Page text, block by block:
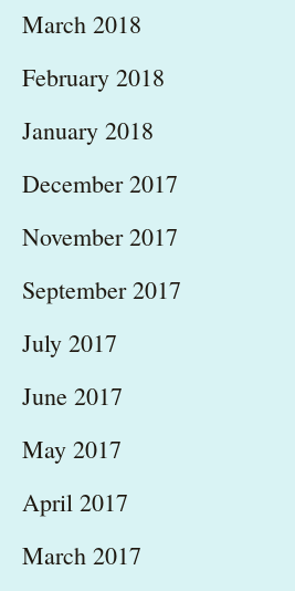
March 2018
February 2018
January 2018
December 2017
November 2017
September 2017
July 2017
June 2017
May 2017
April 2017
March 2017